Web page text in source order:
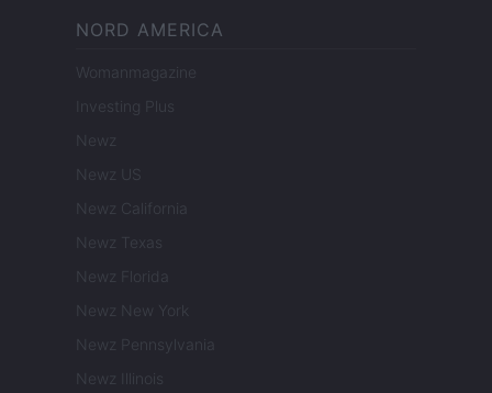
NORD AMERICA
Womanmagazine
Investing Plus
Newz
Newz US
Newz California
Newz Texas
Newz Florida
Newz New York
Newz Pennsylvania
Newz Illinois